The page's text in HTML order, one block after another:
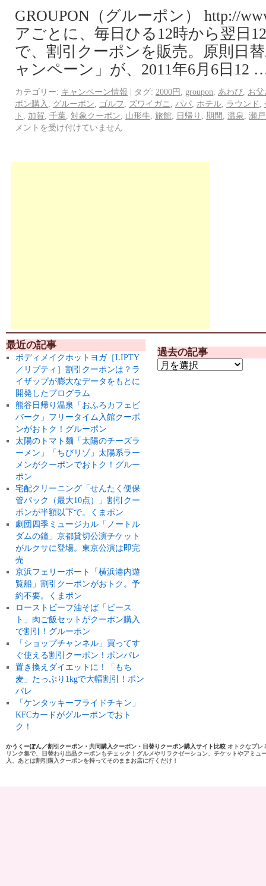
GROUPON（グルーポン） http://
アごとに、毎日ひる12時から翌日
で、割引クーポンを販売。原則日
ャンペーン」が、2011年6月6日12
カテゴリー: キャンペーン情報 | タグ: 2000円 groupon あわび お
ポン購入
グルーポン ゴルフ ズワイガニ パパ ホテル ラウンド
ト
加賀 千葉 対象クーポン 山形牛 旅館 日帰り 期間 温泉
瀬
メントを受け付けていません
最近の記事
ボディメイクホットヨガ［LIPTY
／リプティ］割引クーポンは？ラ
イザップが膨大なデータをもとに
開発したプログラム
熊谷日帰り温泉「おふろカフェビ
バーク」フリータイム入館クーポ
ンがおトク！グルーポン
太陽のトマト麺「太陽のチーズラ
ーメン」「ちびリゾ」太陽系ラー
メンがクーポンでおトク！グルー
ポン
宅配クリーニング「せんたく便保
管パック（最大10点）」割引クー
ポンが半額以下で。くまポン
劇団四季ミュージカル「ノートル
ダムの鐘」京都貸切公演チケット
がルクサに登場。東京公演は即完
売
京浜フェリーボート「横浜港内遊
覧船」割引クーポンがおトク。予
約不要。くまポン
ローストビーフ油そば「ビース
ト」肉ご飯セットがクーポン購入
で割引！グルーポン
「ショップチャンネル」買ってす
ぐ使える割引クーポン！ポンパレ
置き換えダイエットに！「もち
麦」たっぷり1kgで大幅割引！ポン
パレ
「ケンタッキーフライドチキン」
KFCカードがグルーポンでおト
ク！
過去の記事
かうくーぽん／割引クーポン・共同購入クーポン・日替りクーポン購入サイト比較 オトクなプレ
リンク集で、日替わり出品クーポンもチェック！グルメやリラクゼーション、チケットやアミ
入、あとは割引購入クーポンを持ってそのままお店に行くだけ！